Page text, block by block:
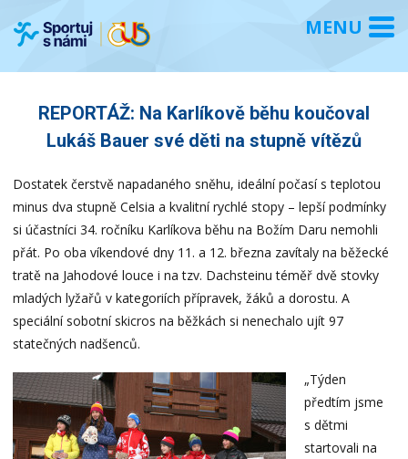
REPORTÁŽ: Na Karlíkově běhu koučoval
Lukáš Bauer své děti na stupně vítězů
Dostatek čerstvě napadaného sněhu, ideální počasí s teplotou
minus dva stupně Celsia a kvalitní rychlé stopy – lepší podmínky
si účastníci 34. ročníku Karlíkova běhu na Božím Daru nemohli
přát. Po oba víkendové dny 11. a 12. března zavítaly na běžecké
tratě na Jahodové louce i na tzv. Dachsteinu téměř dvě stovky
mladých lyžařů v kategoriích přípravek, žáků a dorostu. A
speciální sobotní skicros na běžkách si nenechalo ujít 97
statečných nadšenců.
„Týden
předtím jsme
s dětmi
startovali na